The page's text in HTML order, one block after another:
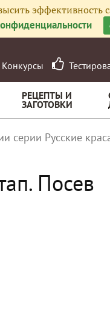
эффективность
Конкурсы
РЕЦЕПТЫ И
ЗАГОТОВКИ
серии Русские
Посев